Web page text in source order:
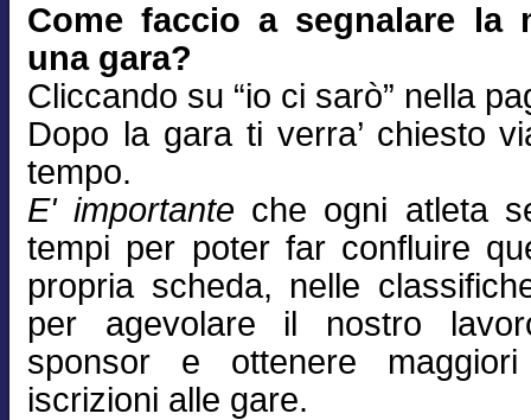
Come faccio a segnalare la
una gara?
Cliccando su “io ci sarò” nella
Dopo la gara ti verra’ chiesto
tempo.
E' importante che ogni atleta
tempi per poter far confluire
propria scheda, nelle
per agevolare il nostro
sponsor e ottenere
iscrizioni alle gare.